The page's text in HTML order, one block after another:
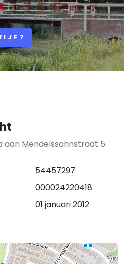
aan Mendelssohnstraat 5.
54457297
000024220418
01 januari 2012